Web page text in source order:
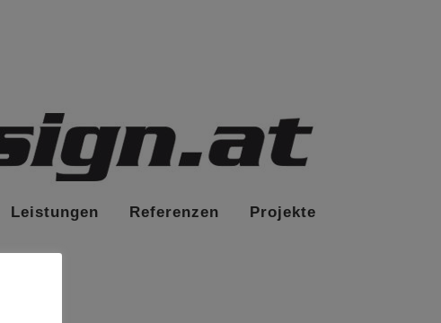
Leistungen Referenzen Projekte